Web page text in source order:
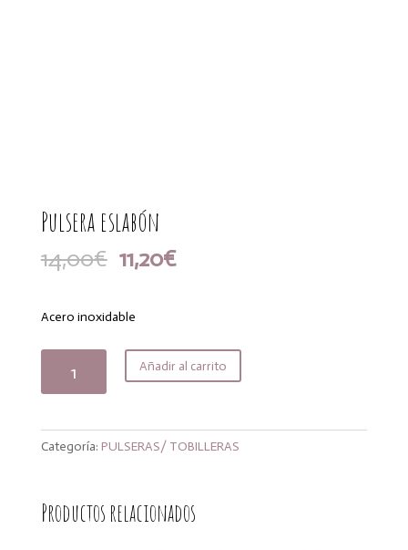
Pulsera eslabón
14,00€ El
precio
era:
14,00€.
11,20€El
11,20€.
Acero inoxidable
eslabón
Añadir al carrito
Categoría: PULSERAS/ TOBILLERAS
Productos relacionados